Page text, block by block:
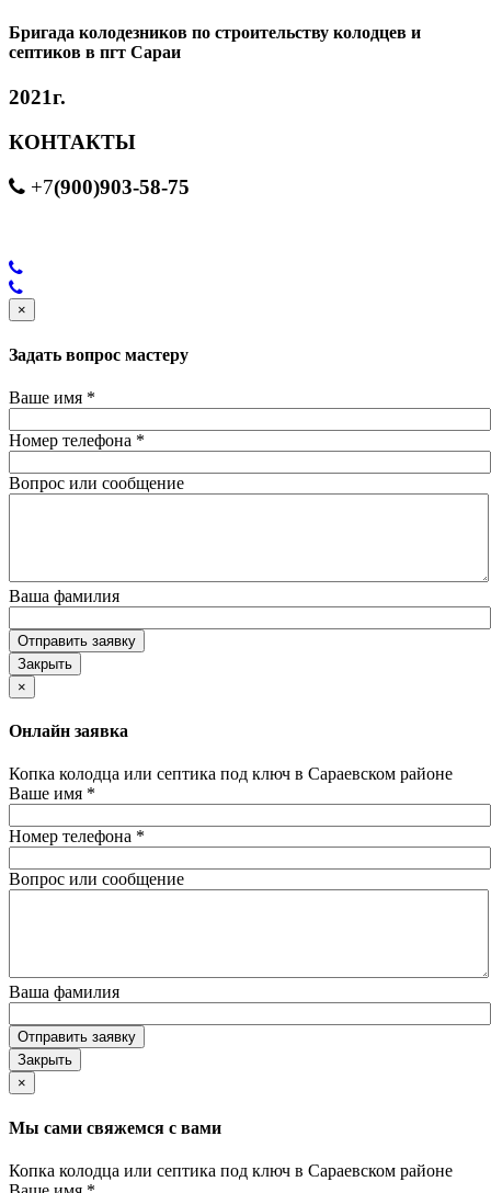
Бригада колодезников по строительству колодцев и
септиков в пгт Сараи
2021г.
КОНТАКТЫ
+7(900)903-58-75
×
Задать вопрос мастеру
Ваше имя *
Номер телефона *
Вопрос или сообщение
Ваша фамилия
Отправить заявку
Закрыть
×
Онлайн заявка
Копка колодца или септика под ключ в Сараевском районе
Ваше имя *
Номер телефона *
Вопрос или сообщение
Ваша фамилия
Отправить заявку
Закрыть
×
Мы сами свяжемся с вами
Копка колодца или септика под ключ в Сараевском районе